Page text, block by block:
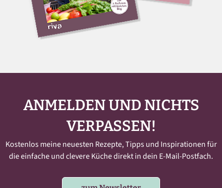
ANMELDEN UND NICHTS
VERPASSEN!
Kostenlos meine neuesten Rezepte, Tipps und Inspirationen für
die einfache und clevere Küche direkt in dein E-Mail-Postfach.